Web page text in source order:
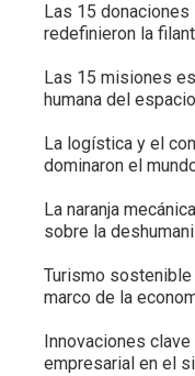
Las 15
redefinieron la
Las 15 misiones
humana del espacio
La logística y el
dominaron el
La naranja
sobre la
Turismo
marco de la
Innovaciones
empresarial en el